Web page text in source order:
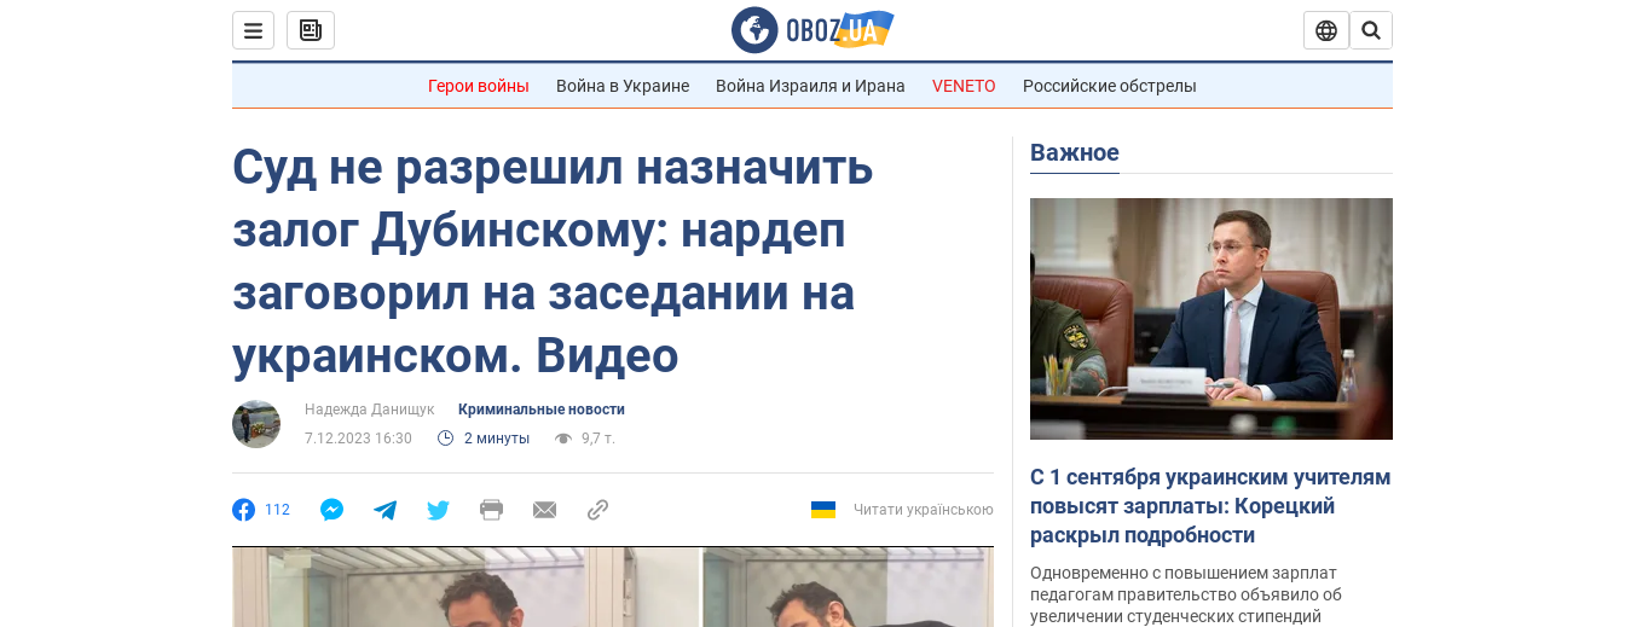
Герои войны Война в Украине Война Израиля и Ирана VENETO Российские обстрелы
Суд не разрешил назначить
залог Дубинскому: нардеп
заговорил на заседании на
украинском. Видео
Надежда Данищук
Криминальные новости
7.12.2023 16:30
2 минуты 9,7 т.
112 Читати українською
Важное
С 1 сентября украинским учителям
повысят зарплаты: Корецкий
раскрыл подробности
Одновременно с повышением зарплат
педагогам правительство объявило об
увеличении студенческих стипендий